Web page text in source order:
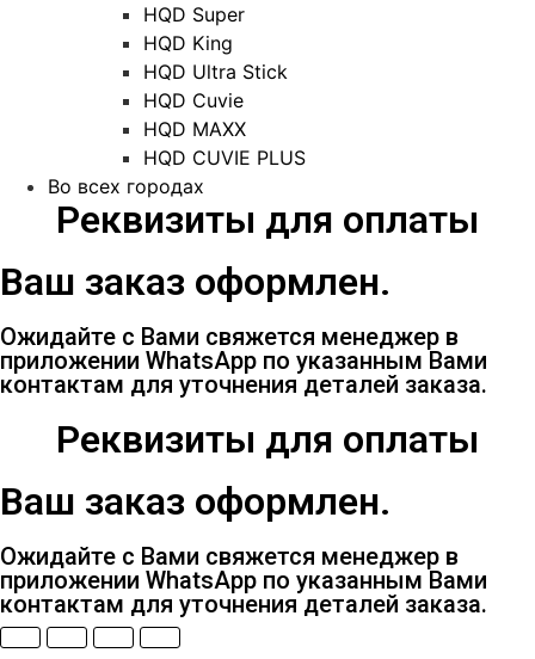
HQD Super
HQD King
HQD Ultra Stick
HQD Cuvie
HQD MAXX
HQD CUVIE PLUS
Во всех городах
Реквизиты для оплаты
Ваш заказ оформлен.
Ожидайте с Вами свяжется менеджер в
приложении WhatsApp по указанным Вами
контактам для уточнения деталей заказа.
Реквизиты для оплаты
Ваш заказ оформлен.
Ожидайте с Вами свяжется менеджер в
приложении WhatsApp по указанным Вами
контактам для уточнения деталей заказа.